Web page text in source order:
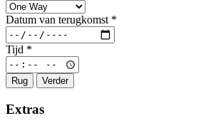
Datum van terugkomst *
Tijd *
Rug Verder
Extras